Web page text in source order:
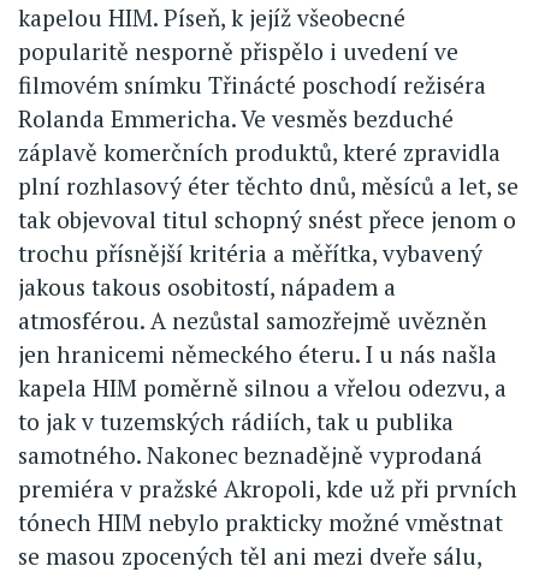
kapelou HIM. Píseň, k jejíž všeobecné
popularitě nesporně přispělo i uvedení ve
filmovém snímku Třinácté poschodí režiséra
Rolanda Emmericha. Ve vesměs bezduché
záplavě komerčních produktů, které zpravidla
plní rozhlasový éter těchto dnů, měsíců a let, se
tak objevoval titul schopný snést přece jenom o
trochu přísnější kritéria a měřítka, vybavený
jakous takous osobitostí, nápadem a
atmosférou. A nezůstal samozřejmě uvězněn
jen hranicemi německého éteru. I u nás našla
kapela HIM poměrně silnou a vřelou odezvu, a
to jak v tuzemských rádiích, tak u publika
samotného. Nakonec beznadějně vyprodaná
premiéra v pražské Akropoli, kde už při prvních
tónech HIM nebylo prakticky možné vměstnat
se masou zpocených těl ani mezi dveře sálu,